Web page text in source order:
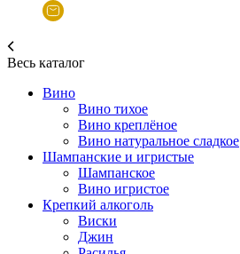
Весь каталог
Вино
Вино тихое
Вино креплёное
Вино натуральное сладкое
Шампанские и игристые
Шампанское
Вино игристое
Крепкий алкоголь
Виски
Джин